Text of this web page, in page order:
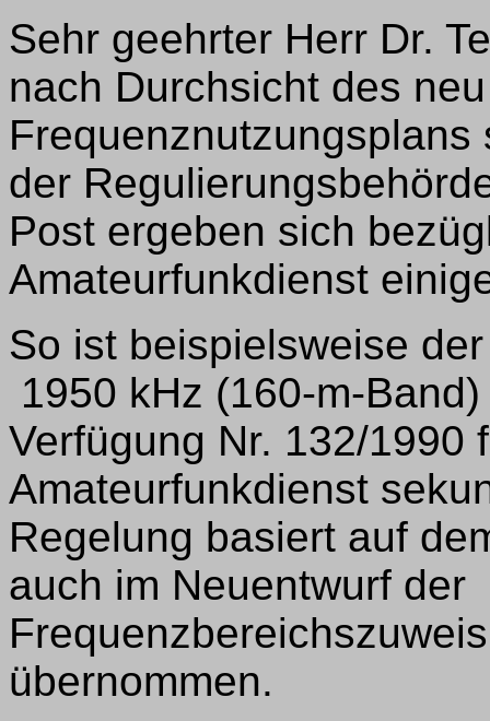
Sehr geehrter Herr Dr.
nach Durchsicht des
der
Post ergeben sich
Amateurfunkdienst
So ist beispielsweise
1950 kHz (160-m-
Verfügung Nr. 132/1990
Amateurfunkdienst
Regelung basiert auf
auch im Neuentwurf der
übernommen.